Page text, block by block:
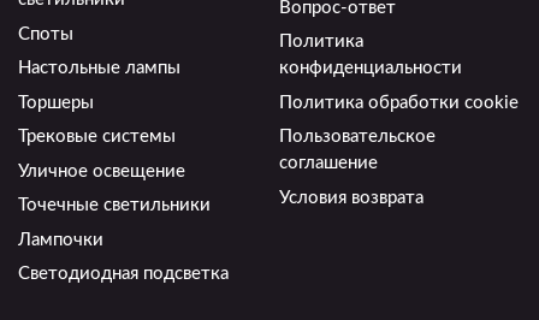
Споты
Настольные лампы
Торшеры
Трековые системы
Уличное освещение
Точечные светильники
Лампочки
Светодиодная подсветка
Вопрос-ответ
Политика
конфиденциальности
Политика обработки cookie
Пользовательское
соглашение
Условия возврата